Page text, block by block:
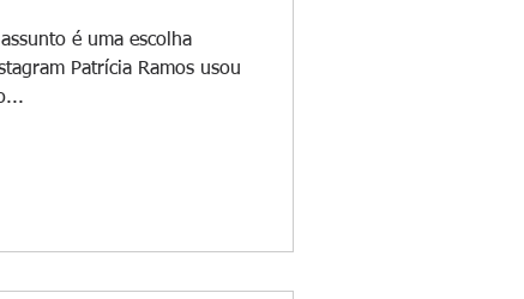
é uma escolha
Patrícia Ramos usou